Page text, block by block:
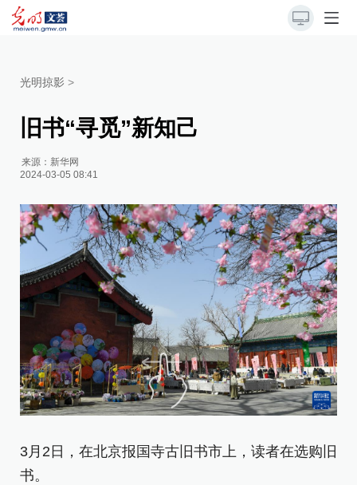
光明掠影 >
旧书“寻觅”新知己
来源： 新华网
2024-03-05 08:41
3月2日，在北京报国寺古旧书市上，读者在选购旧
书。